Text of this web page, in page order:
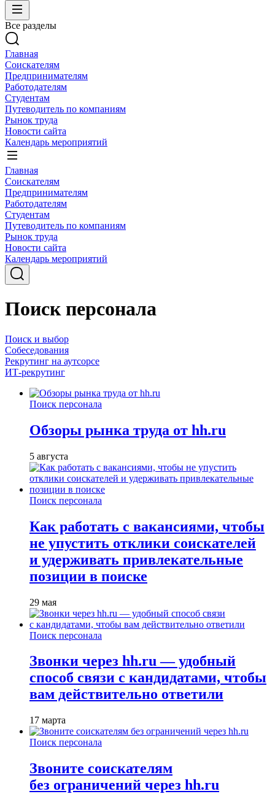
Все разделы
Главная
Соискателям
Предпринимателям
Работодателям
Студентам
Путеводитель по компаниям
Рынок труда
Новости сайта
Календарь мероприятий
Главная
Соискателям
Предпринимателям
Работодателям
Студентам
Путеводитель по компаниям
Рынок труда
Новости сайта
Календарь мероприятий
Поиск персонала
Поиск и выбор
Собеседования
Рекрутинг на аутсорсе
ИТ-рекрутинг
Поиск персонала
Обзоры рынка труда от hh.ru
5 августа
Поиск персонала
Как работать с вакансиями, чтобы
не упустить отклики соискателей
и удерживать привлекательные
позиции в поиске
29 мая
Поиск персонала
Звонки через hh.ru — удобный
способ связи с кандидатами, чтобы
вам действительно ответили
17 марта
Поиск персонала
Звоните соискателям
без ограничений через hh.ru